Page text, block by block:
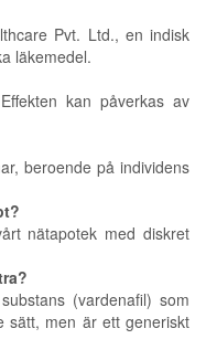
Pvt. Ltd., en indisk
läkemedel.
kan påverkas av
beroende på individens
nätapotek med diskret
(vardenafil) som
sätt, men är ett generiskt